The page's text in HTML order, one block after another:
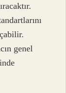
genel